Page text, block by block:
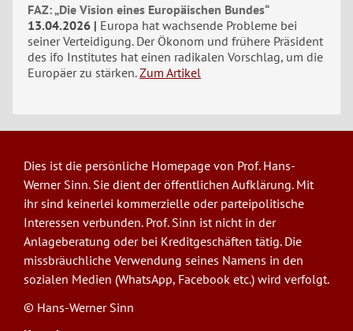
FAZ: „Die Vision eines Europäischen Bundes“
13.04.2026
Europa hat wachsende Probleme bei
seiner Verteidigung. Der Ökonom und frühere Präsident
des ifo Institutes hat einen radikalen Vorschlag, um die
Europäer zu stärken. Zum Artikel
Dies ist die persönliche Homepage von Prof. Hans-
Werner Sinn. Sie dient der öffentlichen Aufklärung. Mit
ihr sind keinerlei kommerzielle oder parteipolitische
Interessen verbunden. Prof. Sinn ist nicht in der
Anlageberatung oder bei Kreditgeschäften tätig. Die
missbräuchliche Verwendung seines Namens in den
sozialen Medien (WhatsApp, Facebook etc.) wird verfolgt.
© Hans-Werner Sinn